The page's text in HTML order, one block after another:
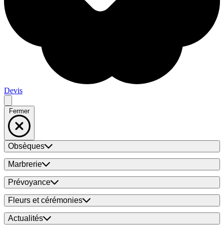
Devis
Fermer
Obsèques
Marbrerie
Prévoyance
Fleurs et cérémonies
Actualités